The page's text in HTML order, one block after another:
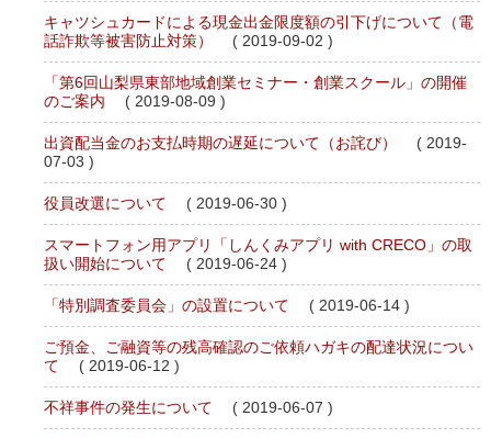
キャツシュカードによる現金出金限度額の引下げについて（電
話詐欺等被害防止対策）
( 2019-09-02 )
「第6回山梨県東部地域創業セミナー・創業スクール」の開催
のご案内
( 2019-08-09 )
出資配当金のお支払時期の遅延について（お詫び）
( 2019-
07-03 )
役員改選について ( 2019-06-30 )
スマートフォン用アプリ「しんくみアプリ with CRECO」の取
扱い開始について
( 2019-06-24 )
「特別調査委員会」の設置について ( 2019-06-14 )
ご預金、ご融資等の残高確認のご依頼ハガキの配達状況につい
て
( 2019-06-12 )
不祥事件の発生について ( 2019-06-07 )